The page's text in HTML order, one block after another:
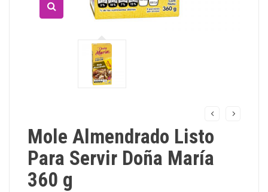
Mole Almendrado Listo
Para Servir Doña María
360 g